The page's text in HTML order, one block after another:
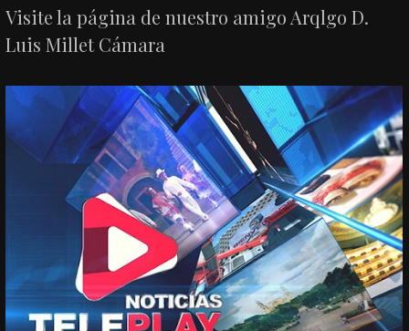
Visite la página de nuestro amigo Arqlgo D.
Luis Millet Cámara